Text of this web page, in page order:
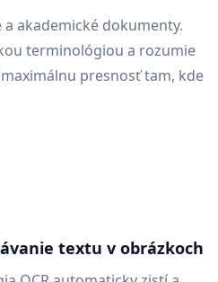
akademické dokumenty.
terminológiou a rozumie
presnosť tam, kde
textu v obrázkoch